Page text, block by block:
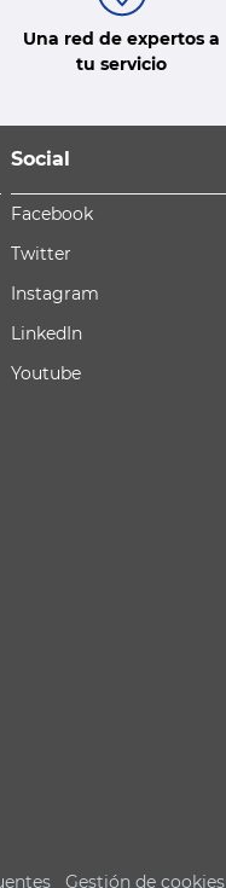
Una red de expertos a
tu servicio
Social
Facebook
Twitter
Instagram
LinkedIn
Youtube
Gestión de cookies